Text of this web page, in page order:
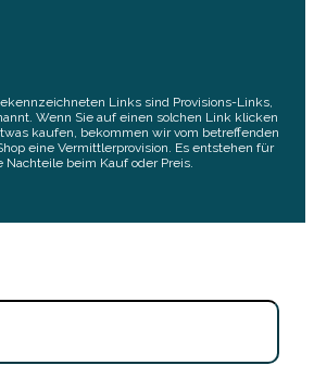
Links sind Provisions-Links,
Wenn Sie auf einen solchen Link klicken
kaufen, bekommen wir vom betreffenden
eine Vermittlerprovision. Es entstehen für
Nachteile beim Kauf oder Preis.